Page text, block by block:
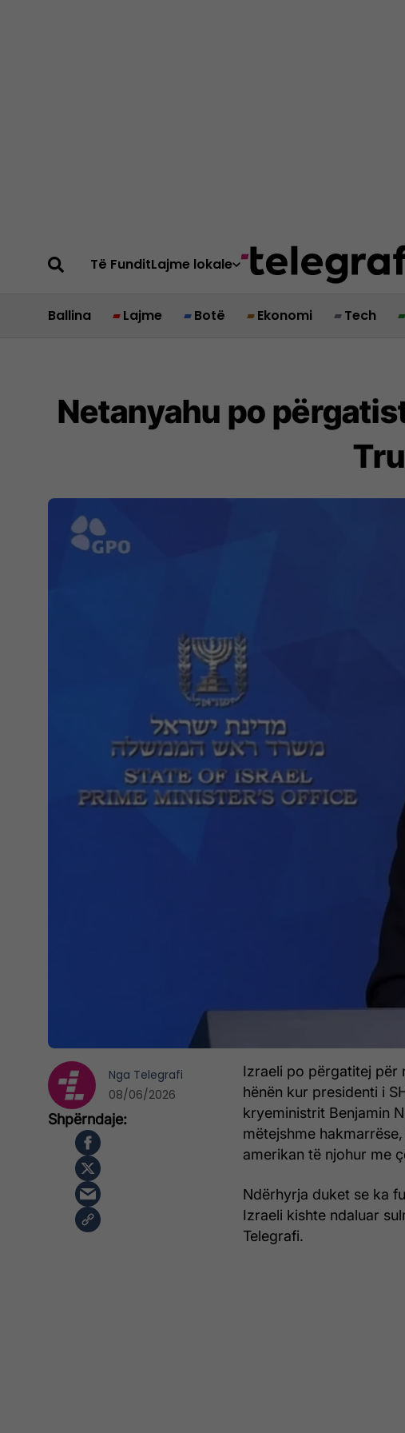
Të FunditLajme lokale
Ballina Lajme Botë Ekonomi Tech
Netanyahu po
Izraeli po përgatitej për
hënën kur presidenti i
kryeministrit Benjamin
mëtejshme
amerikan të njohur me
Ndërhyrja duket se ka
Izraeli kishte ndaluar
Telegrafi.
Nga Telegrafi
08/06/2026